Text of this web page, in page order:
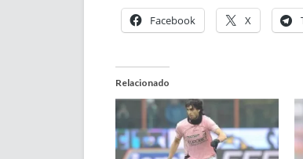
Facebook X
Relacionado